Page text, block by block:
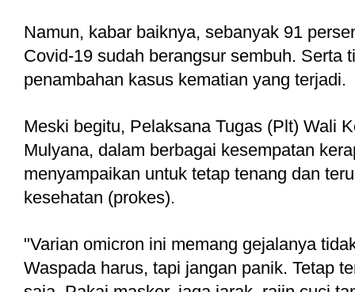
Namun, kabar baiknya, sebanyak 91
Covid-19 sudah berangsur sembuh. Serta
penambahan kasus kematian yang terjadi.
Meski begitu, Pelaksana Tugas (Plt) Wali
Mulyana, dalam berbagai kesempatan
menyampaikan untuk tetap tenang dan
kesehatan (prokes).
"Varian omicron ini memang gejalanya
Waspada harus, tapi jangan panik. Tetap